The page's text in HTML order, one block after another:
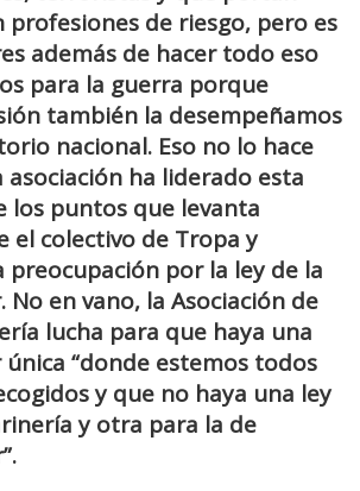
profesiones de riesgo, pero es
además de hacer todo eso
para la guerra porque
también la desempeñamos
nacional. Eso no lo hace
asociación ha liderado esta
los puntos que levanta
el colectivo de Tropa y
preocupación por la ley de la
en vano, la Asociación de
lucha para que haya una
“donde estemos todos
y que no haya una ley
y otra para la de